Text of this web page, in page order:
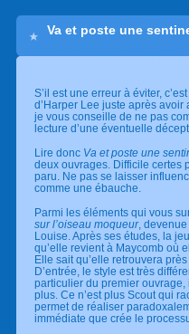
Va et poste une
S’il est une erreur à éviter,
d’Harper Lee juste après avoir
je vous conseille de ne pas
lecture d’une éventuelle
Lire donc Va et poste une
deux ouvrages. Difficile certes
paru. Ne pas se laisser
comme une ébauche.
Parmi les éléments qui vous
sur l’oiseau moqueur,
Louise. Après ses études, la
qu’elle revient à Maycomb où
Elle sait qu’elle retrouvera
D’entrée, le style est très
particulier du premier ouvrage,
plus. Ce n’est plus Scout qui
permet de réaliser
immédiate que crée le